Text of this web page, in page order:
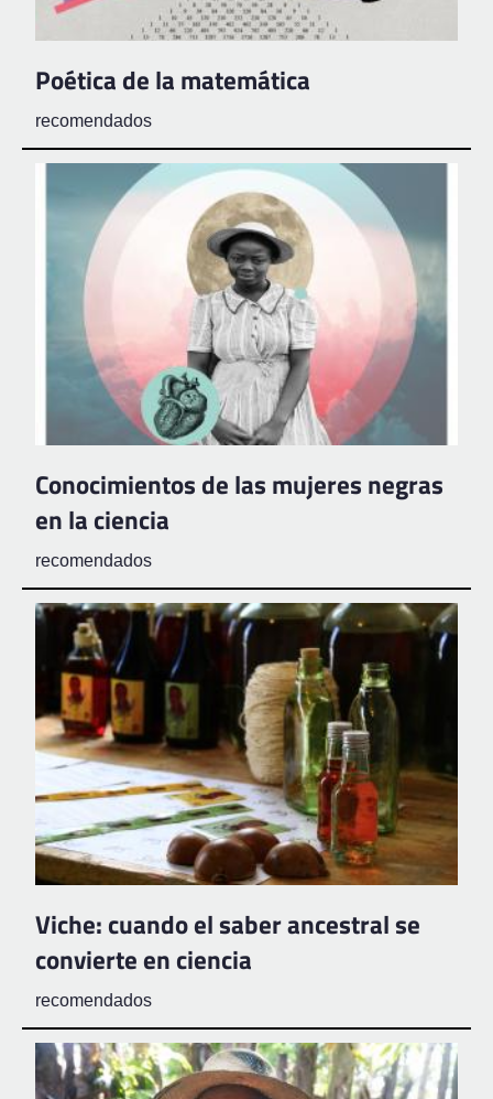
Poética de la matemática
recomendados
Conocimientos de las mujeres negras
en la ciencia
recomendados
Viche: cuando el saber ancestral se
convierte en ciencia
recomendados